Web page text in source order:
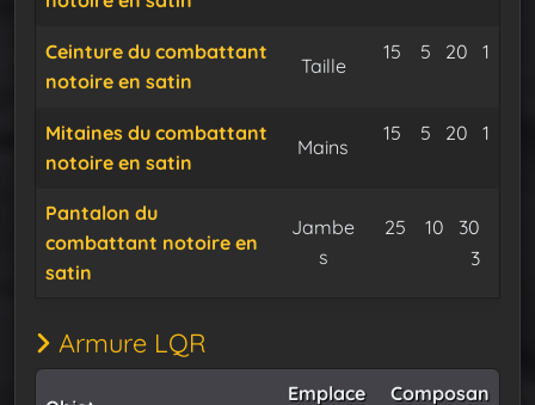
Ceinture du combattant
notoire en satin
Taille
15 Tissemer doré
5 Satin des
20 Fil de
1
Mitaines du combattant
notoire en satin
Mains
15 Tissemer doré
5 Satin des
20 Fil de
1
Pantalon du
combattant notoire en
satin
Jambe
s
25 Tissemer
10 Satin
30
3
Armure LQR
Emplace
Composan